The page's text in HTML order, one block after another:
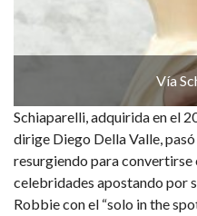
Vía
Schiaparelli, adquirida en el
dirige Diego Della Valle,
resurgiendo para convertirse
celebridades apostando por
Robbie con el “solo in the